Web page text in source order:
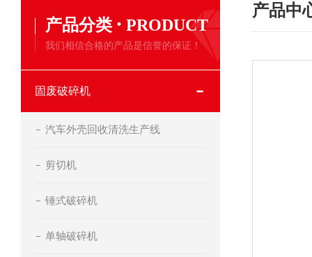
产品分类 · PRODUCT
我们相信合格的产品是信誉的保证！
固废破碎机
汽车外壳回收清洗生产线
剪切机
锤式破碎机
单轴破碎机
产品中